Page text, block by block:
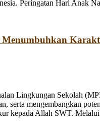
Peringatan Hari
Lingkungan Sekolah
serta mengembangkan
kepada Allah SWT.